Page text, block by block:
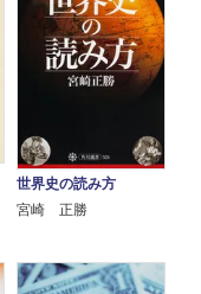
世界史の読み方
宮崎 正勝